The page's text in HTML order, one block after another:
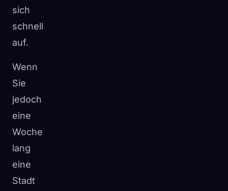
sich
schnell
auf.
Wenn
Sie
jedoch
eine
Woche
lang
eine
Stadt